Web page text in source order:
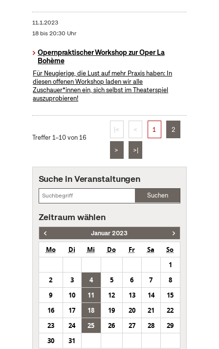
11.1.2023
18 bis 20:30 Uhr
Opernpraktischer Workshop zur Oper La
Bohème
Für Neugierige, die Lust auf mehr Praxis haben: In
diesen offenen Workshop laden wir alle
Zuschauer*innen ein, sich selbst im Theaterspiel
auszuprobieren!
Treffer 1–10 von 16
|< < 1 2
> >|
Suche in Veranstaltungen
Suchen
Zeitraum wählen
Januar 2023
Mo Di Mi Do Fr Sa
So
1
2
3 4 5 6 7
8
9
10 11 12 13 14
15
16
17 18 19 20 21
22
23
24 25 26 27 28
29
30
31